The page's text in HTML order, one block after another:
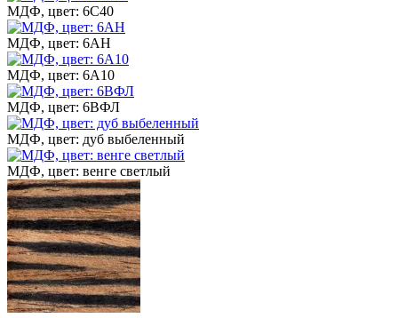
МДФ, цвет: 6С40
МДФ, цвет: 6АН
МДФ, цвет: 6А10
МДФ, цвет: 6ВФЛ
МДФ, цвет: дуб выбеленный
МДФ, цвет: венге светлый